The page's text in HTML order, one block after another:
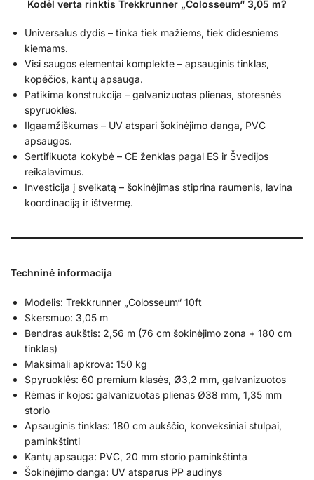
Kodėl verta rinktis Trekkrunner „Colosseum“ 3,05 m?
Universalus dydis – tinka tiek mažiems, tiek didesniems
kiemams.
Visi saugos elementai komplekte – apsauginis tinklas,
kopėčios, kantų apsauga.
Patikima konstrukcija – galvanizuotas plienas, storesnės
spyruoklės.
Ilgaamžiškumas – UV atspari šokinėjimo danga, PVC
apsaugos.
Sertifikuota kokybė – CE ženklas pagal ES ir Švedijos
reikalavimus.
Investicija į sveikatą – šokinėjimas stiprina raumenis, lavina
koordinaciją ir ištvermę.
Techninė informacija
Modelis: Trekkrunner „Colosseum“ 10ft
Skersmuo: 3,05 m
Bendras aukštis: 2,56 m (76 cm šokinėjimo zona + 180 cm
tinklas)
Maksimali apkrova: 150 kg
Spyruoklės: 60 premium klasės, Ø3,2 mm, galvanizuotos
Rėmas ir kojos: galvanizuotas plienas Ø38 mm, 1,35 mm
storio
Apsauginis tinklas: 180 cm aukščio, konveksiniai stulpai,
paminkštinti
Kantų apsauga: PVC, 20 mm storio paminkštinta
Šokinėjimo danga: UV atsparus PP audinys